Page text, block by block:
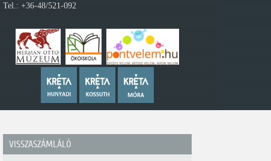
Tel.: +36-48/521-088
Tel.: +36-48/521-092
Tel.: +36-48/521-080
VISSZASZÁMLÁLÓ